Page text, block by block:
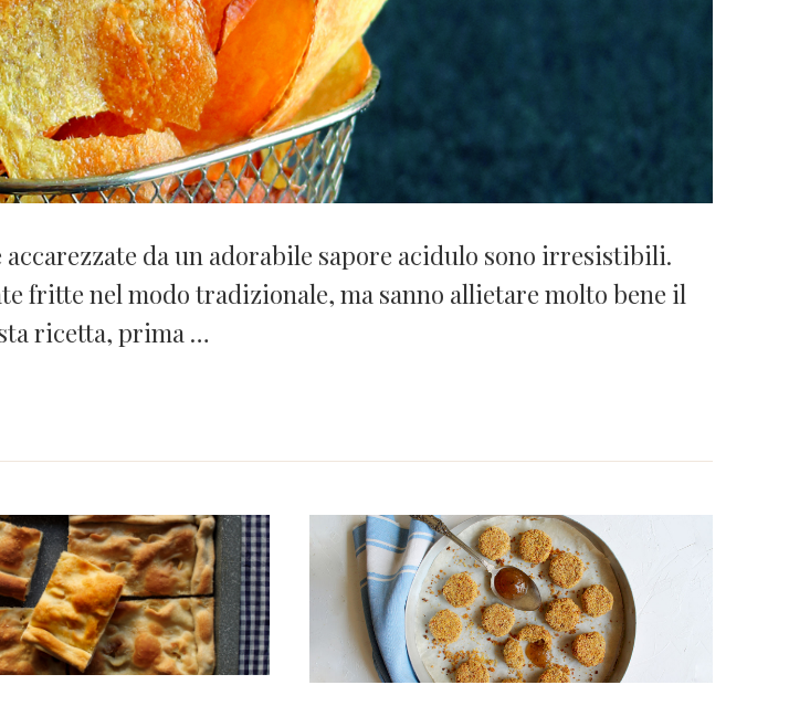
da un adorabile sapore acidulo sono irresistibili.
fritte nel modo tradizionale, ma sanno allietare molto bene il
ricetta, prima …